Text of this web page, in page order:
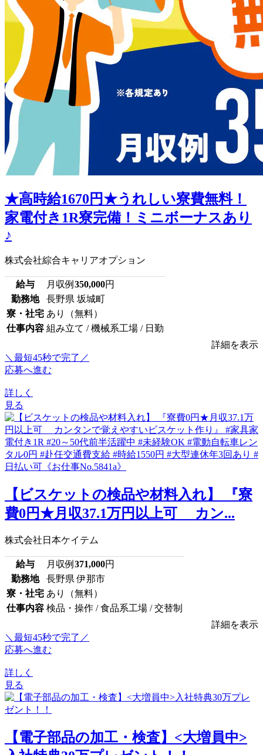
★高時給1670円★うれしい寮費無料！
家電付き1R寮完備！ミニボーナスあり
♪
株式会社綜合キャリアオプション
給与 月収例 350,000円
勤務地
長野県 坂城町
寮・社宅 あり（無料）
仕事内容 組み立て / 機械系工場 / 日勤
詳細を表示
＼最短45秒で完了／
応募へ進む
詳しく
見る
【ビスケットの検品や材料入れ】 『寮
費0円★月収37.1万円以上可 カン...
株式会社日本ケイテム
給与 月収例 371,000円
勤務地
長野県 伊那市
寮・社宅 あり（無料）
仕事内容 検品・操作 / 食品系工場 / 交替制
詳細を表示
＼最短45秒で完了／
応募へ進む
詳しく
見る
【電子部品の加工・検査】<大増員中>